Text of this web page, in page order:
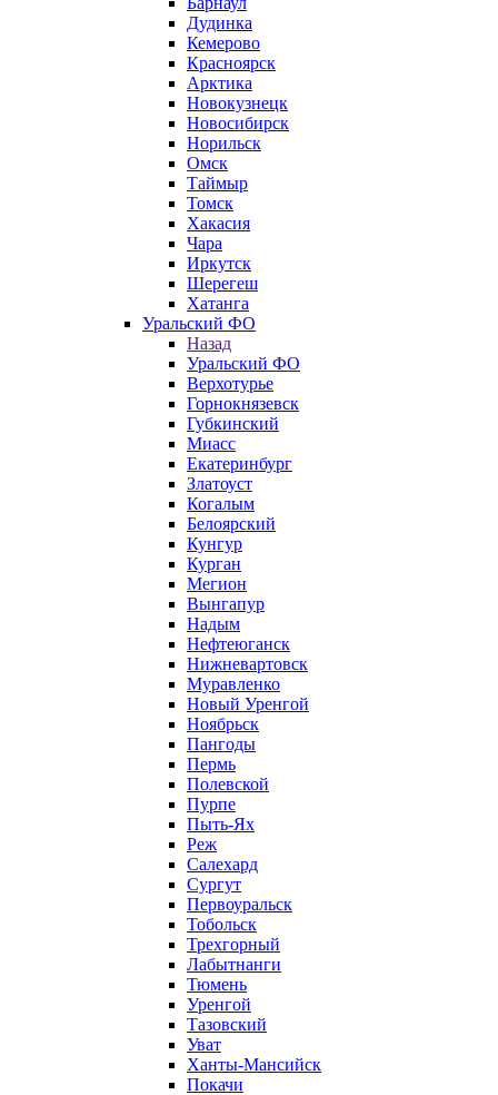
Дудинка
Кемерово
Красноярск
Арктика
Новокузнецк
Новосибирск
Норильск
Омск
Таймыр
Томск
Хакасия
Чара
Иркутск
Шерегеш
Хатанга
Уральский ФО
Назад
Уральский ФО
Верхотурье
Горнокнязевск
Губкинский
Миасс
Екатеринбург
Златоуст
Когалым
Белоярский
Кунгур
Курган
Мегион
Вынгапур
Надым
Нефтеюганск
Нижневартовск
Муравленко
Новый Уренгой
Ноябрьск
Пангоды
Пермь
Полевской
Пурпе
Пыть-Ях
Реж
Салехард
Сургут
Первоуральск
Тобольск
Трехгорный
Лабытнанги
Тюмень
Уренгой
Тазовский
Уват
Ханты-Мансийск
Покачи